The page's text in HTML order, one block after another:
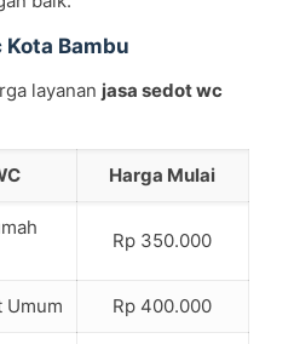
Bambu
layanan jasa sedot wc
Harga Mulai
Rp 350.000
Umum Rp 400.000